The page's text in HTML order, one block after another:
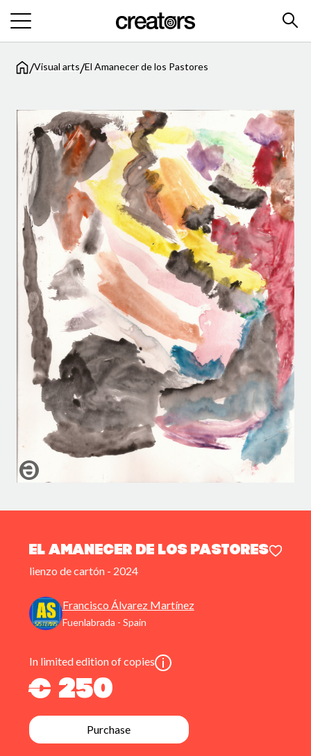
/Visual arts/El Amanecer de los Pastores
El Amanecer de los Pastores
lienzo de cartón - 2024
Francisco Álvarez Martínez
Fuenlabrada - Spain
In limited edition of copies
€ 250
Purchase